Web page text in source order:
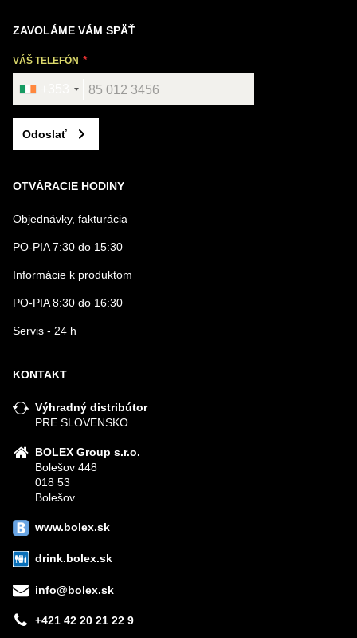
ZAVOLÁME VÁM SPÄŤ
VÁŠ TELEFÓN
Odoslať
OTVÁRACIE HODINY
Objednávky, fakturácia
PO-PIA 7:30 do 15:30
Informácie k produktom
PO-PIA 8:30 do 16:30
Servis - 24 h
KONTAKT
Výhradný distribútor
PRE SLOVENSKO
BOLEX Group s.r.o.
Bolešov 448
018 53
Bolešov
www.bolex.sk
drink.bolex.sk
info@bolex.sk
+421 42 20 21 22 9